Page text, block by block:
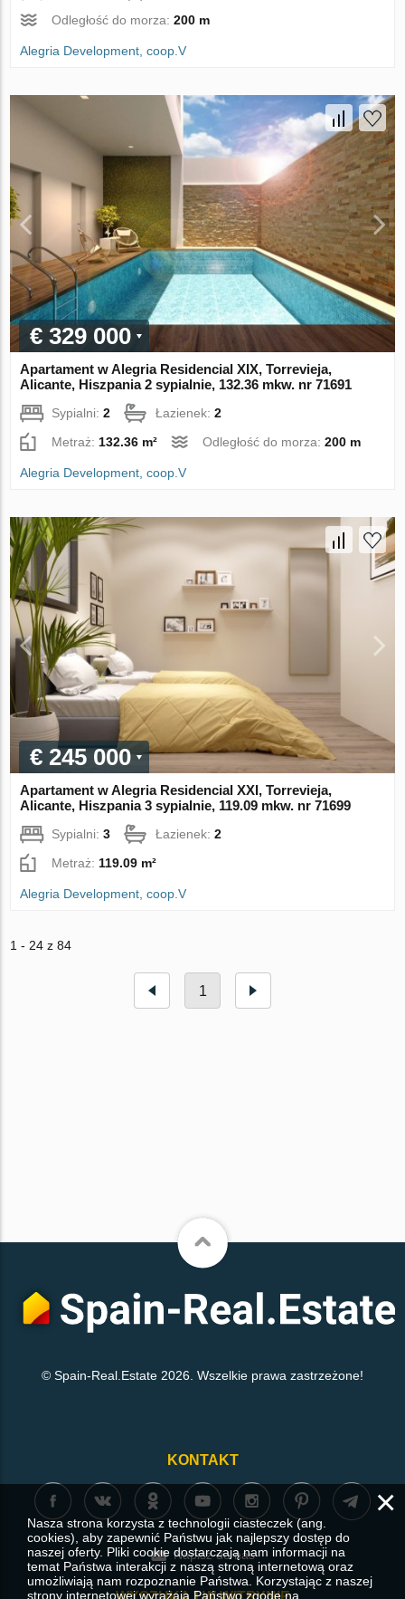
Odległość do morza:200 m
Alegria Development, coop.V
€ 329 000
Apartament w Alegria Residencial XIX, Torrevieja,
Alicante, Hiszpania 2 sypialnie, 132.36 mkw. nr 71691
Sypialni:2 Łazienek:2
Metraż: 132.36 m² Odległość do morza:200 m
Alegria Development, coop.V
€ 245 000
Apartament w Alegria Residencial XXI, Torrevieja,
Alicante, Hiszpania 3 sypialnie, 119.09 mkw. nr 71699
Sypialni:3 Łazienek:2
Metraż:119.09 m²
Alegria Development, coop.V
1 - 24 z 84
1
© Spain-Real.Estate 2026. Wszelkie prawa zastrzeżone!
KONTAKT
Napisz do nas
×
Nasza strona korzysta z technologii ciasteczek (ang.
cookies), aby zapewnić Państwu jak najlepszy dostęp do
naszej oferty. Pliki cookie dostarczają nam informacji na
temat Państwa interakcji z naszą stroną internetową oraz
umożliwiają nam rozpoznanie Państwa. Korzystając z naszej
strony internetowej wyrażają Państwo zgodę na